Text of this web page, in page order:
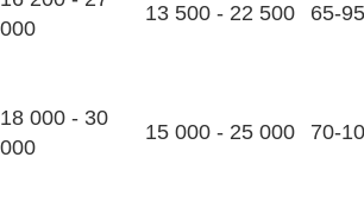
000
13 500 - 22 500 65-95
18 000 - 30
000
15 000 - 25 000 70-